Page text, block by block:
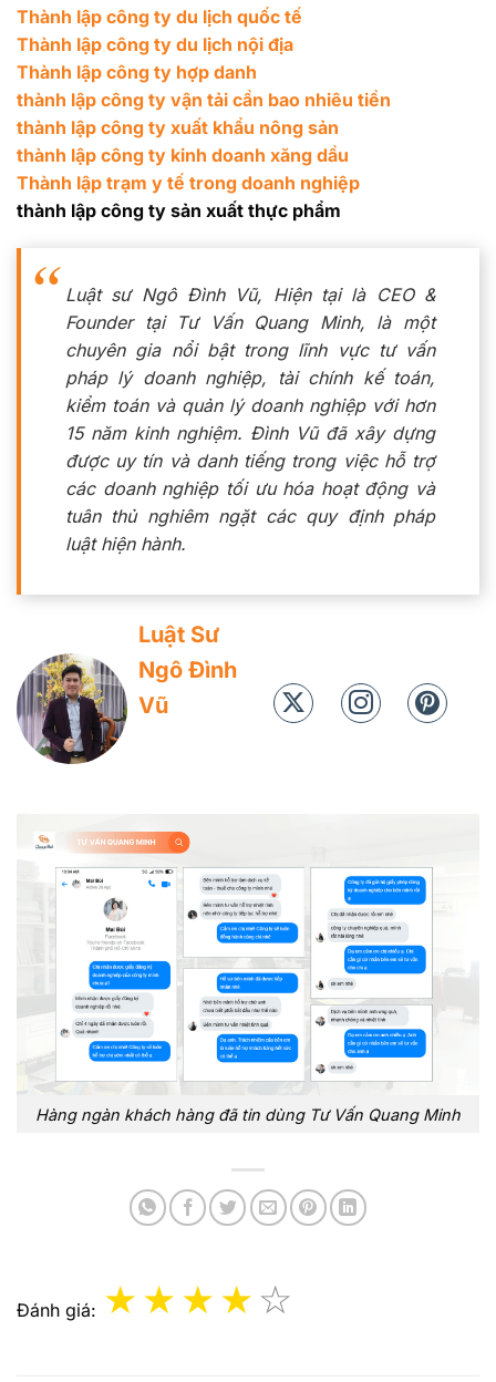
Thành lập công ty du lịch quốc tế
Thành lập công ty du lịch nội địa
Thành lập công ty hợp danh
thành lập công ty vận tải cần bao nhiêu tiền
thành lập công ty xuất khẩu nông sản
thành lập công ty kinh doanh xăng dầu
Thành lập trạm y tế trong doanh nghiệp
thành lập công ty sản xuất thực phẩm
Luật sư Ngô Đình Vũ, Hiện tại là CEO &
Founder tại Tư Vấn Quang Minh, là một
chuyên gia nổi bật trong lĩnh vực tư vấn
pháp lý doanh nghiệp, tài chính kế toán,
kiểm toán và quản lý doanh nghiệp với hơn
15 năm kinh nghiệm. Đình Vũ đã xây dựng
được uy tín và danh tiếng trong việc hỗ trợ
các doanh nghiệp tối ưu hóa hoạt động và
tuân thủ nghiêm ngặt các quy định pháp
luật hiện hành.
Luật Sư
Ngô Đình
Vũ
Hàng ngàn khách hàng đã tin dùng Tư Vấn Quang Minh
Đánh giá: